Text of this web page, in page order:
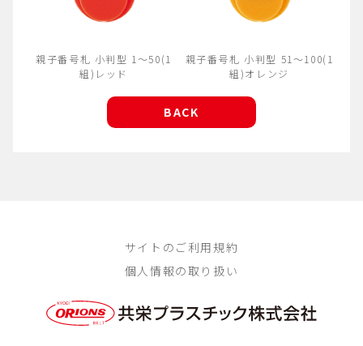
親子番号札 小判型 1～50(1
組)レッド
親子番号札 小判型 51～100(1
組)オレンジ
BACK
サイトのご利用規約
個人情報の取り扱い